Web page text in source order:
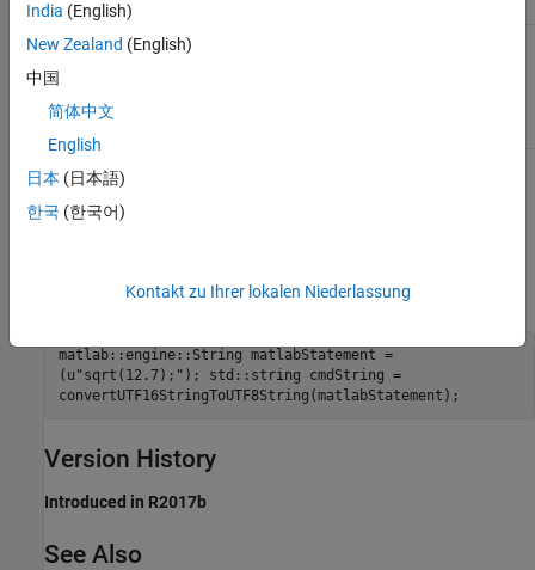
matlab::engine::TypeConversionException
Examples
std::string(UTF-8 string).
matlab::engine::String matlabStatement =
(u"sqrt(12.7);"); std::string cmdString =
convertUTF16StringToUTF8String(matlabStatement);
Version History
Introduced in R2017b
See Also
India (English)
New Zealand (English)
中国
简体中文
English
日本 (日本語)
한국 (한국어)
Kontakt zu Ihrer lokalen Niederlassung